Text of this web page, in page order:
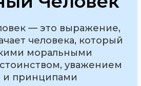
— это выражение,
человека, который
моральными
уважением
принципами